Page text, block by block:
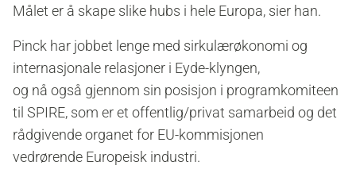
Målet er å skape slike hubs i hele Europa, sier han.
Pinck har jobbet lenge med sirkulærøkonomi og
internasjonale relasjoner i Eyde-klyngen,
og nå også gjennom sin posisjon i programkomiteen
til SPIRE, som er et offentlig/privat samarbeid og det
rådgivende organet for EU-kommisjonen
vedrørende Europeisk industri.